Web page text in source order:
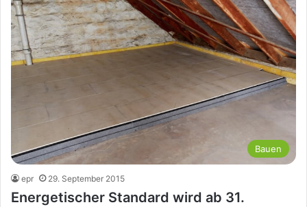
Bauen
epr 29. September 2015
Energetischer Standard wird ab 31.